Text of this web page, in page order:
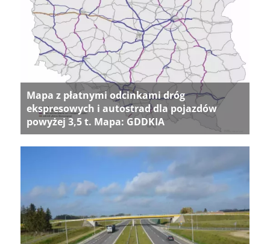
Mapa z płatnymi odcinkami dróg
ekspresowych i autostrad dla pojazdów
powyżej 3,5 t. Mapa: GDDKIA